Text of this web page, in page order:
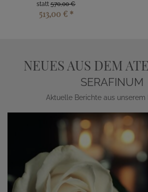
statt 570,00 €
513,00 € *
NEUES AUS DEM
SERAFINUM
Aktuelle Berichte aus unserem